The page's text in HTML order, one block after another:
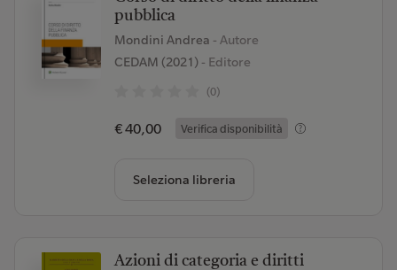
pubblica
Mondini Andrea - Autore
CEDAM (2021)- Editore
(0)
€ 40,00 Verifica disponibilità
Seleziona libreria
Azioni di categoria e diritti